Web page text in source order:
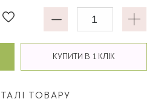
КУПИТИ В 1 КЛІК
ТОВАРУ